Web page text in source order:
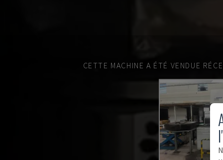
CETTE MACHINE A ÉTÉ VENDUE